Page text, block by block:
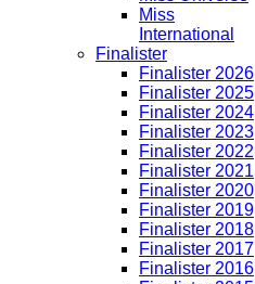
Miss
International
Finalister
Finalister 2026
Finalister 2025
Finalister 2024
Finalister 2023
Finalister 2022
Finalister 2021
Finalister 2020
Finalister 2019
Finalister 2018
Finalister 2017
Finalister 2016